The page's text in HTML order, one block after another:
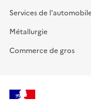
Services de
Métallurgie
Commerce de gros